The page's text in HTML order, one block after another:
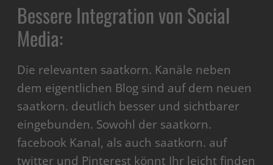
Bessere Integration von Social
Media:
Die relevanten saatkorn. Kanäle neben
dem eigentlichen Blog sind auf dem neuen
saatkorn. deutlich besser und sichtbarer
eingebunden. Sowohl der saatkorn.
facebook Kanal, als auch saatkorn. auf
twitter und Pinterest könnt Ihr leicht finden